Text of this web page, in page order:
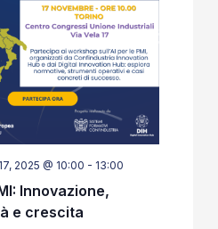
2025 @ 10:00 - 13:00
Innovazione,
e crescita